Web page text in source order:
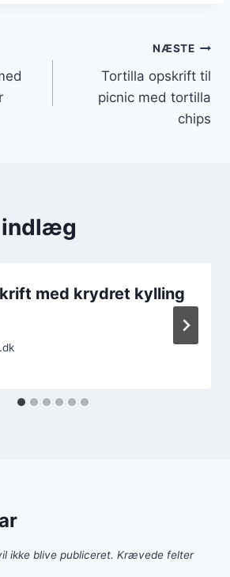
NÆSTE
Tortilla opskrift til
picnic med tortilla
chips
indlæg
med krydret kylling
ikke blive publiceret. Krævede felter